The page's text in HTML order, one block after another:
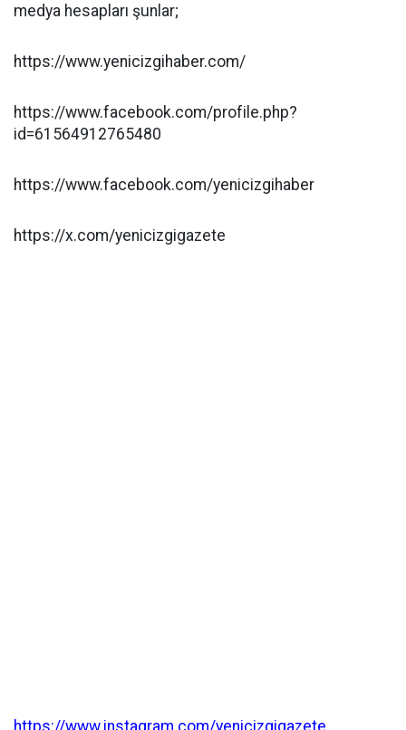
medya hesapları şunlar;
https://www.yenicizgihaber.com/
https://www.facebook.com/profile.php?
id=61564912765480
https://www.facebook.com/yenicizgihaber
https://x.com/yenicizgigazete
https://www.instagram.com/yenicizgigazete